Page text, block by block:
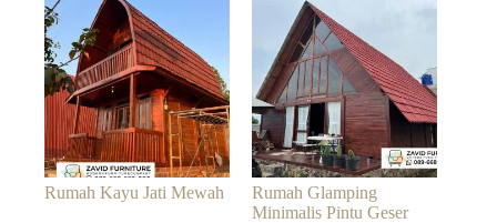
Rumah Kayu Jati Mewah
Rumah Glamping
Minimalis Pintu Geser